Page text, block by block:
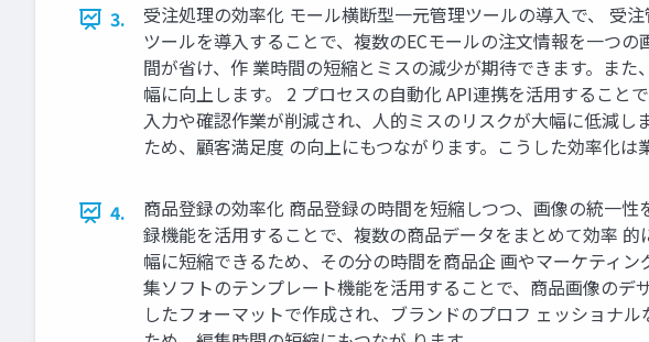
3.
受注処理の効率化 モール横断型一元管理ツールの導入で、 受
ツールを導入することで、複数のECモールの注文情報を一つ
間が省け、作 業時間の短縮とミスの減少が期待できます。ま
幅に向上します。 2 プロセスの自動化 API連携を活用するこ
入力や確認作業が削減され、人的ミスのリスクが大幅に低減
ため、顧客満足度 の向上にもつながります。こうした効率化
4.
商品登録の効率化 商品登録の時間を短縮しつつ、画像の統一
録機能を活用することで、複数の商品データをまとめて効率
幅に短縮できるため、その分の時間を商品企 画やマーケティ
集ソフトのテンプレート機能を活用することで、商品画像の
したフォーマットで作成され、ブランドのプロフ ェッショナ